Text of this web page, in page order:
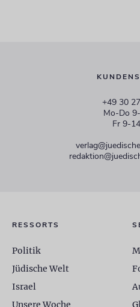
+49 30
Mo-Do
Fr 9-
RESSORTS
Politik
Jüdische Welt
Israel
Unsere Woche